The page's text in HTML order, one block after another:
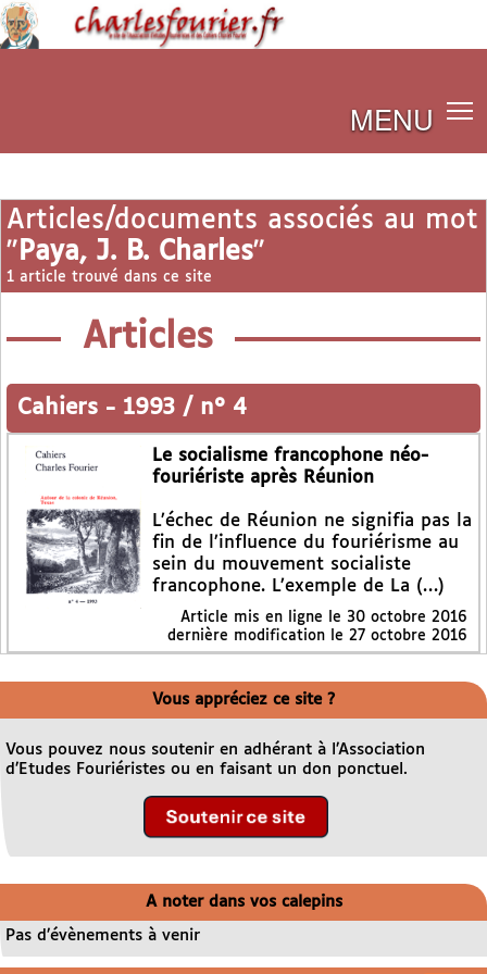
MENU
Articles/documents associés au mot
" Paya, J. B. Charles"
1 article trouvé dans ce site
Articles
Cahiers - 1993 / n° 4
Le socialisme francophone néo-
fouriériste après Réunion
L’échec de Réunion ne signifia pas la
fin de l’influence du fouriérisme au
sein du mouvement socialiste
francophone. L’exemple de La (…)
Article mis en ligne le 30 octobre 2016
dernière modification le 27 octobre 2016
Vous appréciez ce site ?
Vous pouvez nous soutenir en adhérant à l’Association
d’Etudes Fouriéristes ou en faisant un don ponctuel.
A noter dans vos calepins
Pas d’évènements à venir